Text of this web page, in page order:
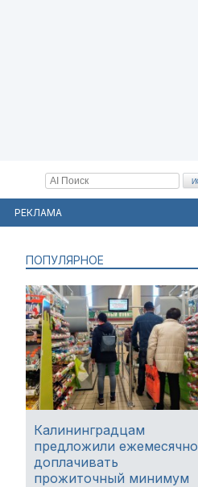
РЕКЛАМА
ПОПУЛЯРНОЕ
Калининградцам
предложили ежемесячно
доплачивать
прожиточный минимум